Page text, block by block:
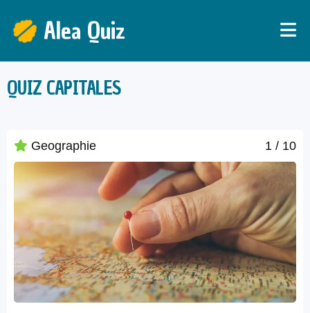
Alea Quiz
QUIZ CAPITALES
Geographie 1 / 10